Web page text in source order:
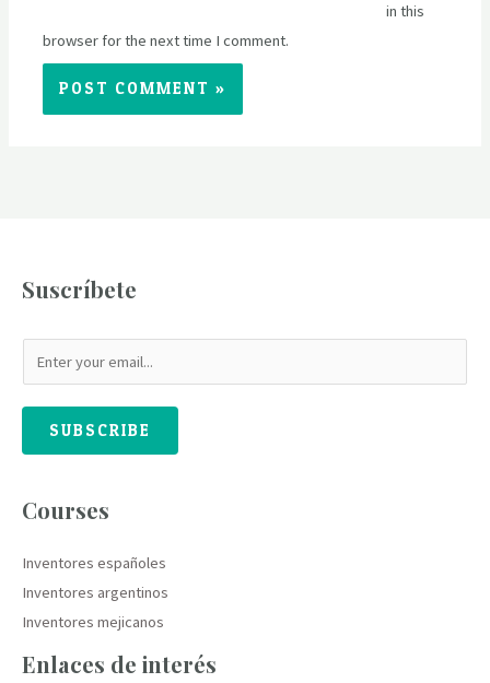
in this
browser for the next time I comment.
Suscríbete
SUBSCRIBE
Courses
Inventores españoles
Inventores argentinos
Inventores mejicanos
Enlaces de interés